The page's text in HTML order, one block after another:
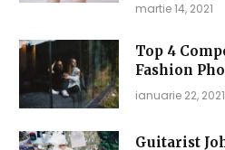
martie 14, 2021
Top 4
Fashion
ianuarie 22, 2021
Guitarist